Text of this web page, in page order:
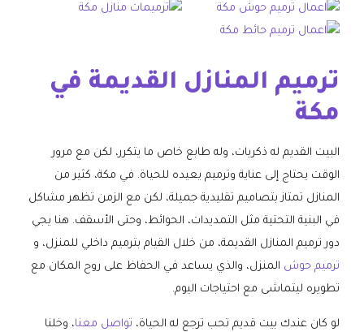
ترميم المنازل القديمة في
مكة
البيت القديم له ذكريات، وله طابع خاص ما يتكرر، لكن مع مرور
الوقت يحتاج إلى عناية وترميم يعيده للحياة. في مكة، كثير من
المنازل تمتاز بتصاميم تقليدية جميلة، لكن مع الزمن تظهر مشاكل
في البنية التحتية مثل التمديدات، الحوائط، وحتى الأسقف. هنا يجي
دور ترميم المنازل القديمة، من خلال القيام بترميم داخلي للمنزل، و
ترميم حوش المنزل، والذي يساعد في الحفاظ على روح المكان مع
تطويره ليتماشى مع احتياجات اليوم.
لو كان عندك بيت قديم تحب ترجع له الحياة، تواصل معنا، وخلنا